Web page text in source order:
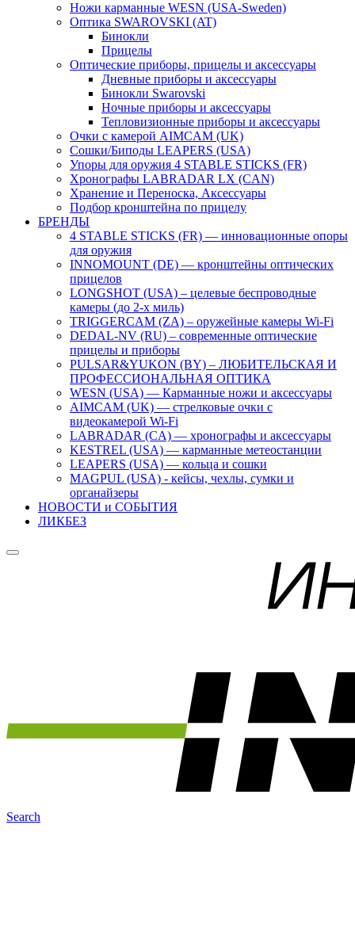
Ножи карманные WESN (USA-Sweden)
Оптика SWAROVSKI (AT)
Бинокли
Прицелы
Оптические приборы, прицелы и аксессуары
Дневные приборы и аксессуары
Бинокли Swarovski
Ночные приборы и аксессуары
Тепловизионные приборы и аксессуары
Очки с камерой AIMCAM (UK)
Сошки/Биподы LEAPERS (USA)
Упоры для оружия 4 STABLE STICKS (FR)
Хронографы LABRADAR LX (CAN)
Хранение и Переноска, Аксессуары
Подбор кронштейна по прицелу
БРЕНДЫ
4 STABLE STICKS (FR) — инновационные опоры
для оружия
INNOMOUNT (DE) — кронштейны оптических
прицелов
LONGSHOT (USA) – целевые беспроводные
камеры (до 2-х миль)
TRIGGERCAM (ZA) – оружейные камеры Wi-Fi
DEDAL-NV (RU) – современные оптические
прицелы и приборы
PULSAR&YUKON (BY) – ЛЮБИТЕЛЬСКАЯ И
ПРОФЕССИОНАЛЬНАЯ ОПТИКА
WESN (USA) — Карманные ножи и аксессуары
AIMCAM (UK) — стрелковые очки с
видеокамерой Wi-Fi
LABRADAR (CA) — хронографы и аксессуары
KESTREL (USA) — карманные метеостанции
LEAPERS (USA) — кольца и сошки
MAGPUL (USA) - кейсы, чехлы, сумки и
органайзеры
НОВОСТИ и СОБЫТИЯ
ЛИКБЕЗ
Search